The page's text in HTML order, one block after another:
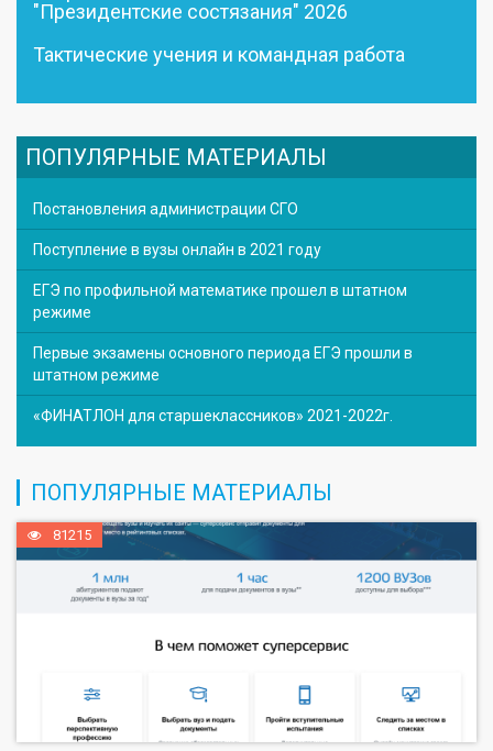
"Президентские состязания" 2026
Тактические учения и командная работа
ПОПУЛЯРНЫЕ МАТЕРИАЛЫ
Постановления администрации СГО
Поступление в вузы онлайн в 2021 году
ЕГЭ по профильной математике прошел в штатном
режиме
Первые экзамены основного периода ЕГЭ прошли в
штатном режиме
«ФИНАТЛОН для старшеклассников» 2021-2022г.
ПОПУЛЯРНЫЕ МАТЕРИАЛЫ
81215